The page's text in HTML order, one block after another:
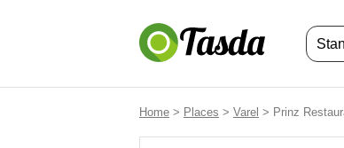
Home > Places > Varel > Prinz